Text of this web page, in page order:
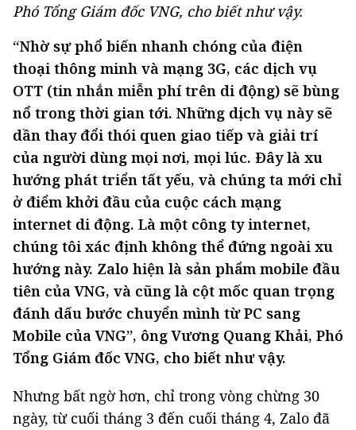
Phó Tổng Giám đốc VNG, cho biết như vậy.
“Nhờ sự phổ biến nhanh chóng của điện
thoại thông minh và mạng 3G, các dịch vụ
OTT (tin nhắn miễn phí trên di động) sẽ bùng
nổ trong thời gian tới. Những dịch vụ này sẽ
dần thay đổi thói quen giao tiếp và giải trí
của người dùng mọi nơi, mọi lúc. Đây là xu
hướng phát triển tất yếu, và chúng ta mới chỉ
ở điểm khởi đầu của cuộc cách mạng
internet di động. Là một công ty internet,
chúng tôi xác định không thể đứng ngoài xu
hướng này. Zalo hiện là sản phẩm mobile đầu
tiên của VNG, và cũng là cột mốc quan trọng
đánh dấu bước chuyển mình từ PC sang
Mobile của VNG”, ông Vương Quang Khải, Phó
Tổng Giám đốc VNG, cho biết như vậy.
Nhưng bất ngờ hơn, chỉ trong vòng chừng 30
ngày, từ cuối tháng 3 đến cuối tháng 4, Zalo đã